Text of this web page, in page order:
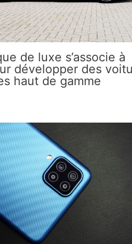
de luxe s’associe à
développer des
haut de gamme